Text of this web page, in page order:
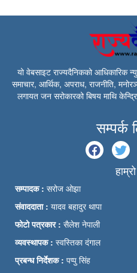
यो वेबसाइट राज्यदैनिकको आधिकारिक
समाचार, आर्थिक, अपराध, राजनीति,
लगायत जन सरोकारको बिषय माथि
सम्पर्क
सम्पादक : सरोज ओझा
संवाददाता : यादव बहादुर थापा
फोटो पत्रकार : सैलेश नेपाली
व्यवस्थापक : स्वस्तिका दंगाल
प्रबन्ध निर्देशक : पप्पु सिंह